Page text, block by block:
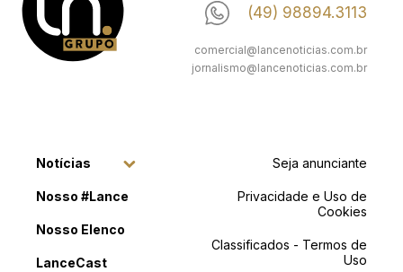
(49) 98894.3113
comercial@lancenoticias.com.br
jornalismo@lancenoticias.com.br
Notícias
Nosso #Lance
Nosso Elenco
LanceCast
Seja anunciante
Privacidade e Uso de
Cookies
Classificados - Termos de
Uso